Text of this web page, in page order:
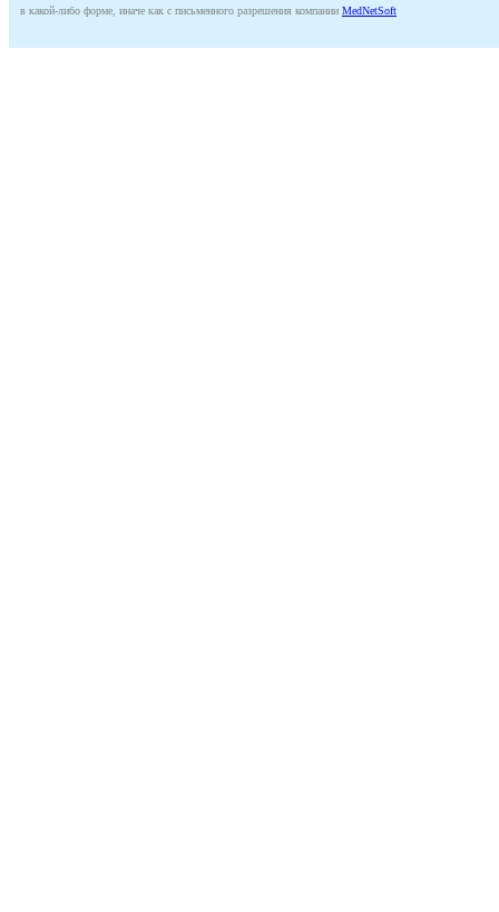
в какой-либо форме, иначе как с письменного разрешения компании MedNetSoft